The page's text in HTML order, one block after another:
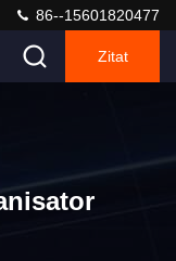
86--15601820477
Zitat